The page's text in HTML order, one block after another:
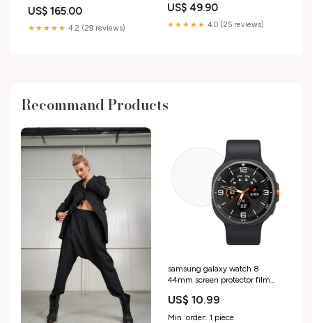
US$ 165.00
★★★★★ 4.2 (29 reviews)
US$ 49.90
★★★★★ 4.0 (25 reviews)
Recommand Products
samsung galaxy watch 8
44mm screen protector film
PIM_CategoryId_2629
US$ 10.99
Min. order: 1 piece